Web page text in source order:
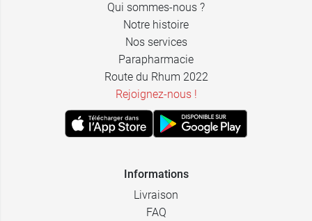
Qui sommes-nous ?
Notre histoire
Nos services
Parapharmacie
Route du Rhum 2022
Rejoignez-nous !
Informations
Livraison
FAQ